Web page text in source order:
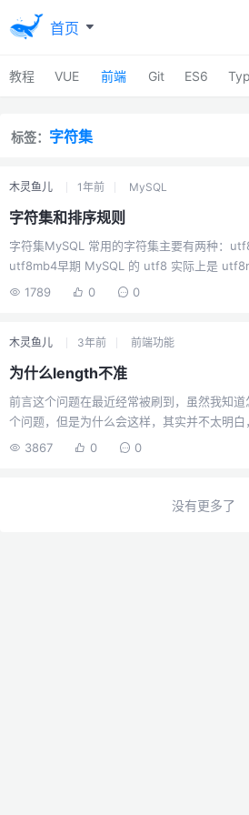
首页
教程 VUE 前端 Git ES6
标签： 字符集
木灵鱼儿 1年前 MySQL
字符集和排序规则
字符集MySQL 常用的字符集主要有两种：
utf8mb4早期 MySQL 的 utf8 实际上是
符 3 个字节，无法存储部分特殊字符（如
utf8mb4 ，避免后续字符集兼容性问题。排
utf8mb4 ，常用的排序规则有：
1789 0 0
木灵鱼儿 3年前 前端功能
为什么length不准
前言这个问题在最近经常被刷到，虽然我知道
个问题，但是为什么会这样，其实并不太明白
特此开一篇文章讲讲为什么length获取字符位
现。按照我们的认知，上述的length输出应该
3867 0 0
没有更多了